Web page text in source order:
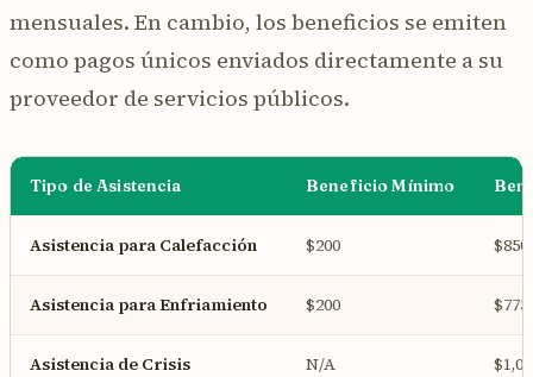
mensuales. En cambio, los beneficios se emiten
como pagos únicos enviados directamente a su
proveedor de servicios públicos.
Tipo de Asistencia Beneficio Mínimo
Asistencia para Calefacción $200 $850
Asistencia para Enfriamiento $200 $775
Asistencia de Crisis N/A